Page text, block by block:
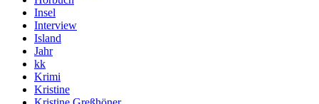
Insel
Interview
Island
Jahr
kk
Krimi
Kristine